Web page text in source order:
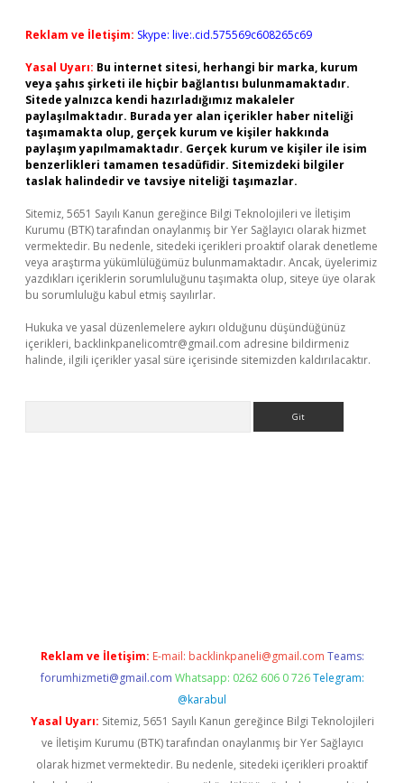
Reklam ve İletişim: Skype: live:.cid.575569c608265c69
Yasal Uyarı: Bu internet sitesi, herhangi bir marka, kurum
veya şahıs şirketi ile hiçbir bağlantısı bulunmamaktadır.
Sitede yalnızca kendi hazırladığımız makaleler
paylaşılmaktadır. Burada yer alan içerikler haber niteliği
taşımamakta olup, gerçek kurum ve kişiler hakkında
paylaşım yapılmamaktadır. Gerçek kurum ve kişiler ile isim
benzerlikleri tamamen tesadüfidir. Sitemizdeki bilgiler
taslak halindedir ve tavsiye niteliği taşımazlar.
Sitemiz, 5651 Sayılı Kanun gereğince Bilgi Teknolojileri ve İletişim
Kurumu (BTK) tarafından onaylanmış bir Yer Sağlayıcı olarak hizmet
vermektedir. Bu nedenle, sitedeki içerikleri proaktif olarak denetleme
veya araştırma yükümlülüğümüz bulunmamaktadır. Ancak, üyelerimiz
yazdıkları içeriklerin sorumluluğunu taşımakta olup, siteye üye olarak
bu sorumluluğu kabul etmiş sayılırlar.
Hukuka ve yasal düzenlemelere aykırı olduğunu düşündüğünüz
içerikleri, backlinkpanelicomtr@gmail.com adresine bildirmeniz
halinde, ilgili içerikler yasal süre içerisinde sitemizden kaldırılacaktır.
Reklam ve İletişim: E-mail: backlinkpaneli@gmail.com Teams:
forumhizmeti@gmail.com Whatsapp: 0262 606 0 726 Telegram:
@karabul
Yasal Uyarı: Sitemiz, 5651 Sayılı Kanun gereğince Bilgi Teknolojileri
ve İletişim Kurumu (BTK) tarafından onaylanmış bir Yer Sağlayıcı
olarak hizmet vermektedir. Bu nedenle, sitedeki içerikleri proaktif